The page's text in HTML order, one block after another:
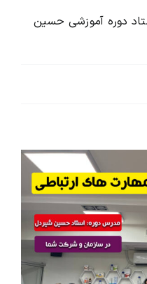
دوره آموزشی حسین